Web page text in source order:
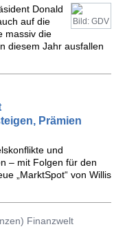
Bild: GDV
Donald
auf die
massiv die
diesem Jahr ausfallen
Prämien
und
– mit Folgen für den
„MarktSpot“ von Willis
Finanzwelt